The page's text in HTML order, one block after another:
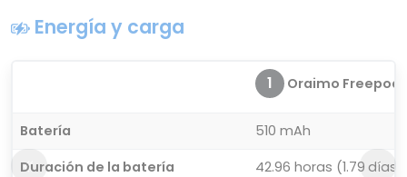
Energía y carga
1 Oraimo
Batería
510 mAh
Duración de la batería
42.96 horas (1.79 días)